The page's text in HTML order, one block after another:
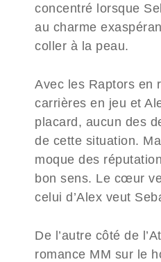
concentré lorsque
au charme
coller à la peau.
Avec les Raptors en
carrières en jeu et
placard, aucun des
de cette situation.
moque des
bon sens. Le cœur
celui d’Alex veut
De l’autre côté de
romance MM sur le